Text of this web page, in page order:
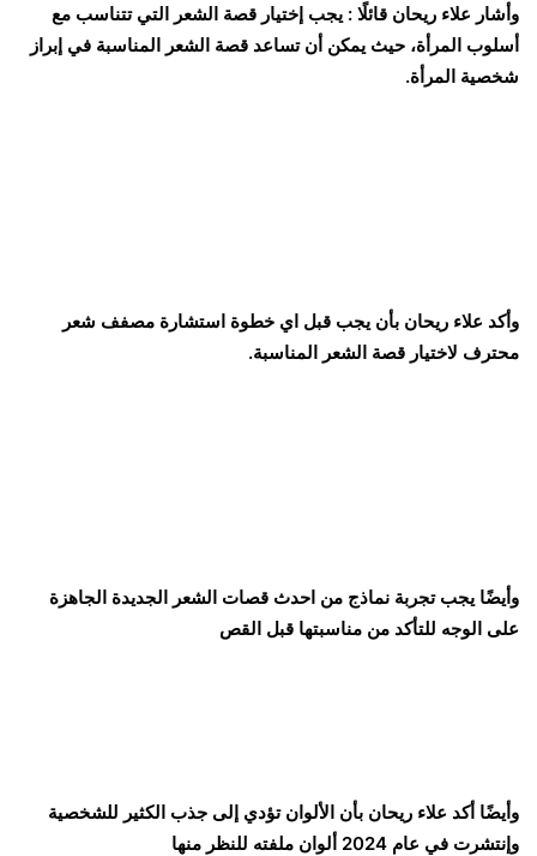
وأشار علاء ريحان قائلًا : يجب إختيار قصة الشعر التي تتناسب مع
أسلوب المرأة، حيث يمكن أن تساعد قصة الشعر المناسبة في إبراز
شخصية المرأة.
وأكد علاء ريحان بأن يجب قبل اي خطوة استشارة مصفف شعر
محترف لاختيار قصة الشعر المناسبة.
وأيضًا يجب تجربة نماذج من احدث قصات الشعر الجديدة الجاهزة
على الوجه للتأكد من مناسبتها قبل القص
وأيضًا أكد علاء ريحان بأن الألوان تؤدي إلى جذب الكثير للشخصية
وإنتشرت في عام 2024 ألوان ملفته للنظر منها